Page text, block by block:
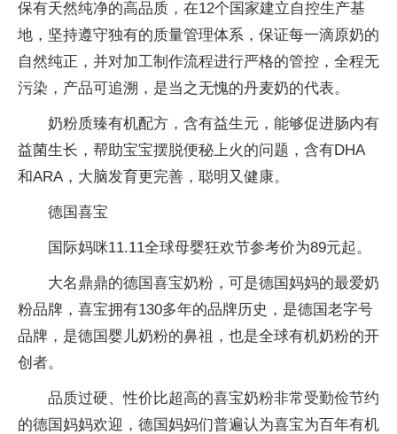
保有天然纯净的高品质，在12个国家建立自控生产基
地，坚持遵守独有的质量管理体系，保证每一滴原奶的
自然纯正，并对加工制作流程进行严格的管控，全程无
污染，产品可追溯，是当之无愧的丹麦奶的代表。
奶粉质臻有机配方，含有益生元，能够促进肠内有
益菌生长，帮助宝宝摆脱便秘上火的问题，含有DHA
和ARA，大脑发育更完善，聪明又健康。
德国喜宝
国际妈咪11.11全球母婴狂欢节参考价为89元起。
大名鼎鼎的德国喜宝奶粉，可是德国妈妈的最爱奶
粉品牌，喜宝拥有130多年的品牌历史，是德国老字号
品牌，是德国婴儿奶粉的鼻祖，也是全球有机奶粉的开
创者。
品质过硬、性价比超高的喜宝奶粉非常受勤俭节约
的德国妈妈欢迎，德国妈妈们普遍认为喜宝为百年有机